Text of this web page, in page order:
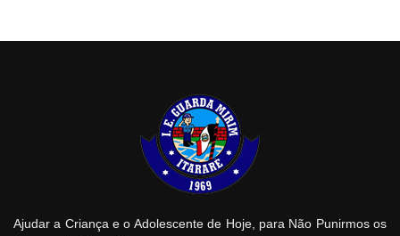
Ajudar a Criança e o Adolescente de Hoje, para Não Punirmos os